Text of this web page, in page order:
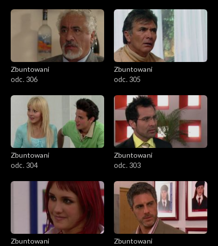
Zbuntowani
odc. 306
Zbuntowani
odc. 305
Zbuntowani
odc. 304
Zbuntowani
odc. 303
Zbuntowani
Zbuntowani